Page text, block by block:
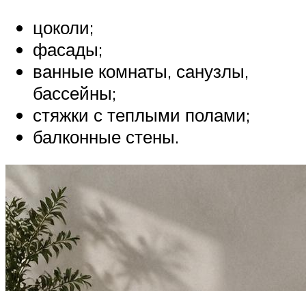
цоколи;
фасады;
ванные комнаты, санузлы,
бассейны;
стяжки с теплыми полами;
балконные стены.